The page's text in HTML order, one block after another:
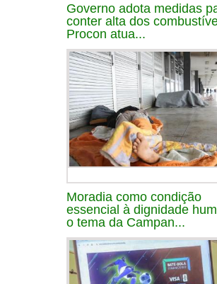
Governo adota medidas
conter alta dos
Procon atua...
Moradia como condição
essencial à dignidade
o tema da Campan...